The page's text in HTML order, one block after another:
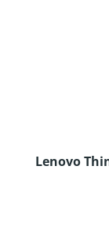
Lenovo